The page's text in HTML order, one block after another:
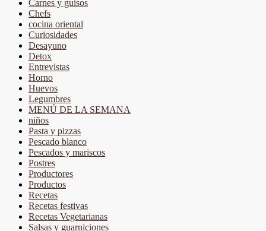
Carnes y guisos
Chefs
cocina oriental
Curiosidades
Desayuno
Detox
Entrevistas
Horno
Huevos
Legumbres
MENÚ DE LA SEMANA
niños
Pasta y pizzas
Pescado blanco
Pescados y mariscos
Postres
Productores
Productos
Recetas
Recetas festivas
Recetas Vegetarianas
Salsas y guarniciones